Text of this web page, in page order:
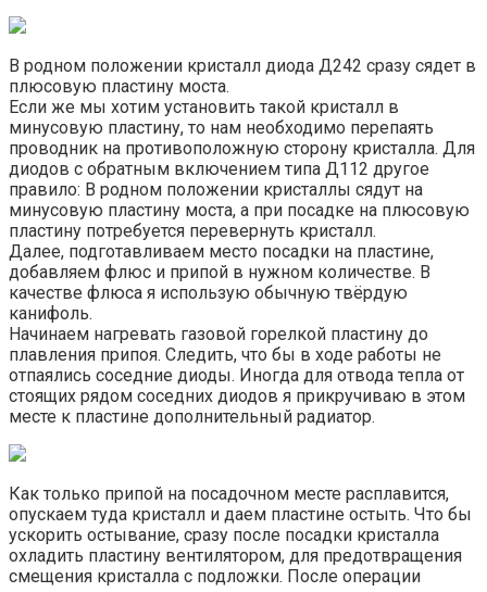
В родном положении кристалл диода Д242 сразу сядет в
плюсовую пластину моста.
Если же мы хотим установить такой кристалл в
минусовую пластину, то нам необходимо перепаять
проводник на противоположную сторону кристалла. Для
диодов с обратным включением типа Д112 другое
правило: В родном положении кристаллы сядут на
минусовую пластину моста, а при посадке на плюсовую
пластину потребуется перевернуть кристалл.
Далее, подготавливаем место посадки на пластине,
добавляем флюс и припой в нужном количестве. В
качестве флюса я использую обычную твёрдую
канифоль.
Начинаем нагревать газовой горелкой пластину до
плавления припоя. Следить, что бы в ходе работы не
отпаялись соседние диоды. Иногда для отвода тепла от
стоящих рядом соседних диодов я прикручиваю в этом
месте к пластине дополнительный радиатор.
Как только припой на посадочном месте расплавится,
опускаем туда кристалл и даем пластине остыть. Что бы
ускорить остывание, сразу после посадки кристалла
охладить пластину вентилятором, для предотвращения
смещения кристалла с подложки. После операции